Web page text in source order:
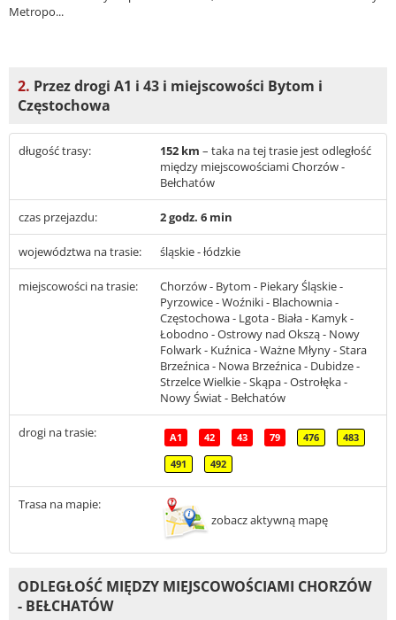
Metropo...
2. Przez drogi A1 i 43 i miejscowości Bytom i
Częstochowa
długość trasy: 152 km – taka na tej trasie jest odległość
między miejscowościami Chorzów -
Bełchatów
czas przejazdu: 2 godz. 6 min
województwa na trasie: śląskie - łódzkie
miejscowości na trasie:
Chorzów - Bytom - Piekary Śląskie -
Pyrzowice - Woźniki - Blachownia -
Częstochowa - Lgota - Biała - Kamyk -
Łobodno - Ostrowy nad Okszą - Nowy
Folwark - Kuźnica - Ważne Młyny - Stara
Brzeźnica - Nowa Brzeźnica - Dubidze -
Strzelce Wielkie - Skąpa - Ostrołęka -
Nowy Świat - Bełchatów
drogi na trasie: A1 42 43 79 476 483
491 492
Trasa na mapie:
zobacz aktywną mapę
ODLEGŁOŚĆ MIĘDZY MIEJSCOWOŚCIAMI CHORZÓW
- BEŁCHATÓW